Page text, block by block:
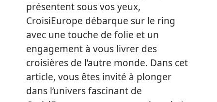
présentent sous vos yeux,
CroisiEurope débarque sur le ring
avec une touche de folie et un
engagement à vous livrer des
croisières de l’autre monde. Dans cet
article, vous êtes invité à plonger
dans l’univers fascinant de